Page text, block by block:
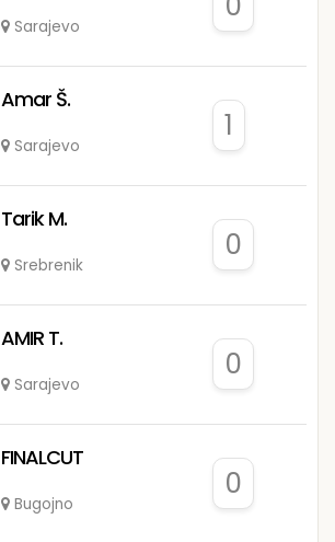
Sarajevo
Amar Š.
Sarajevo
1
Tarik M.
Srebrenik
0
AMIR T.
Sarajevo
0
FINALCUT
Bugojno
0